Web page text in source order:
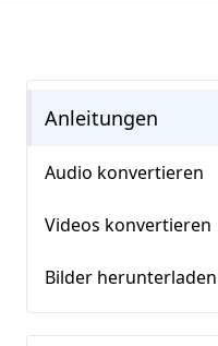
Anleitungen
Audio konvertieren
Videos konvertieren
Bilder herunterladen